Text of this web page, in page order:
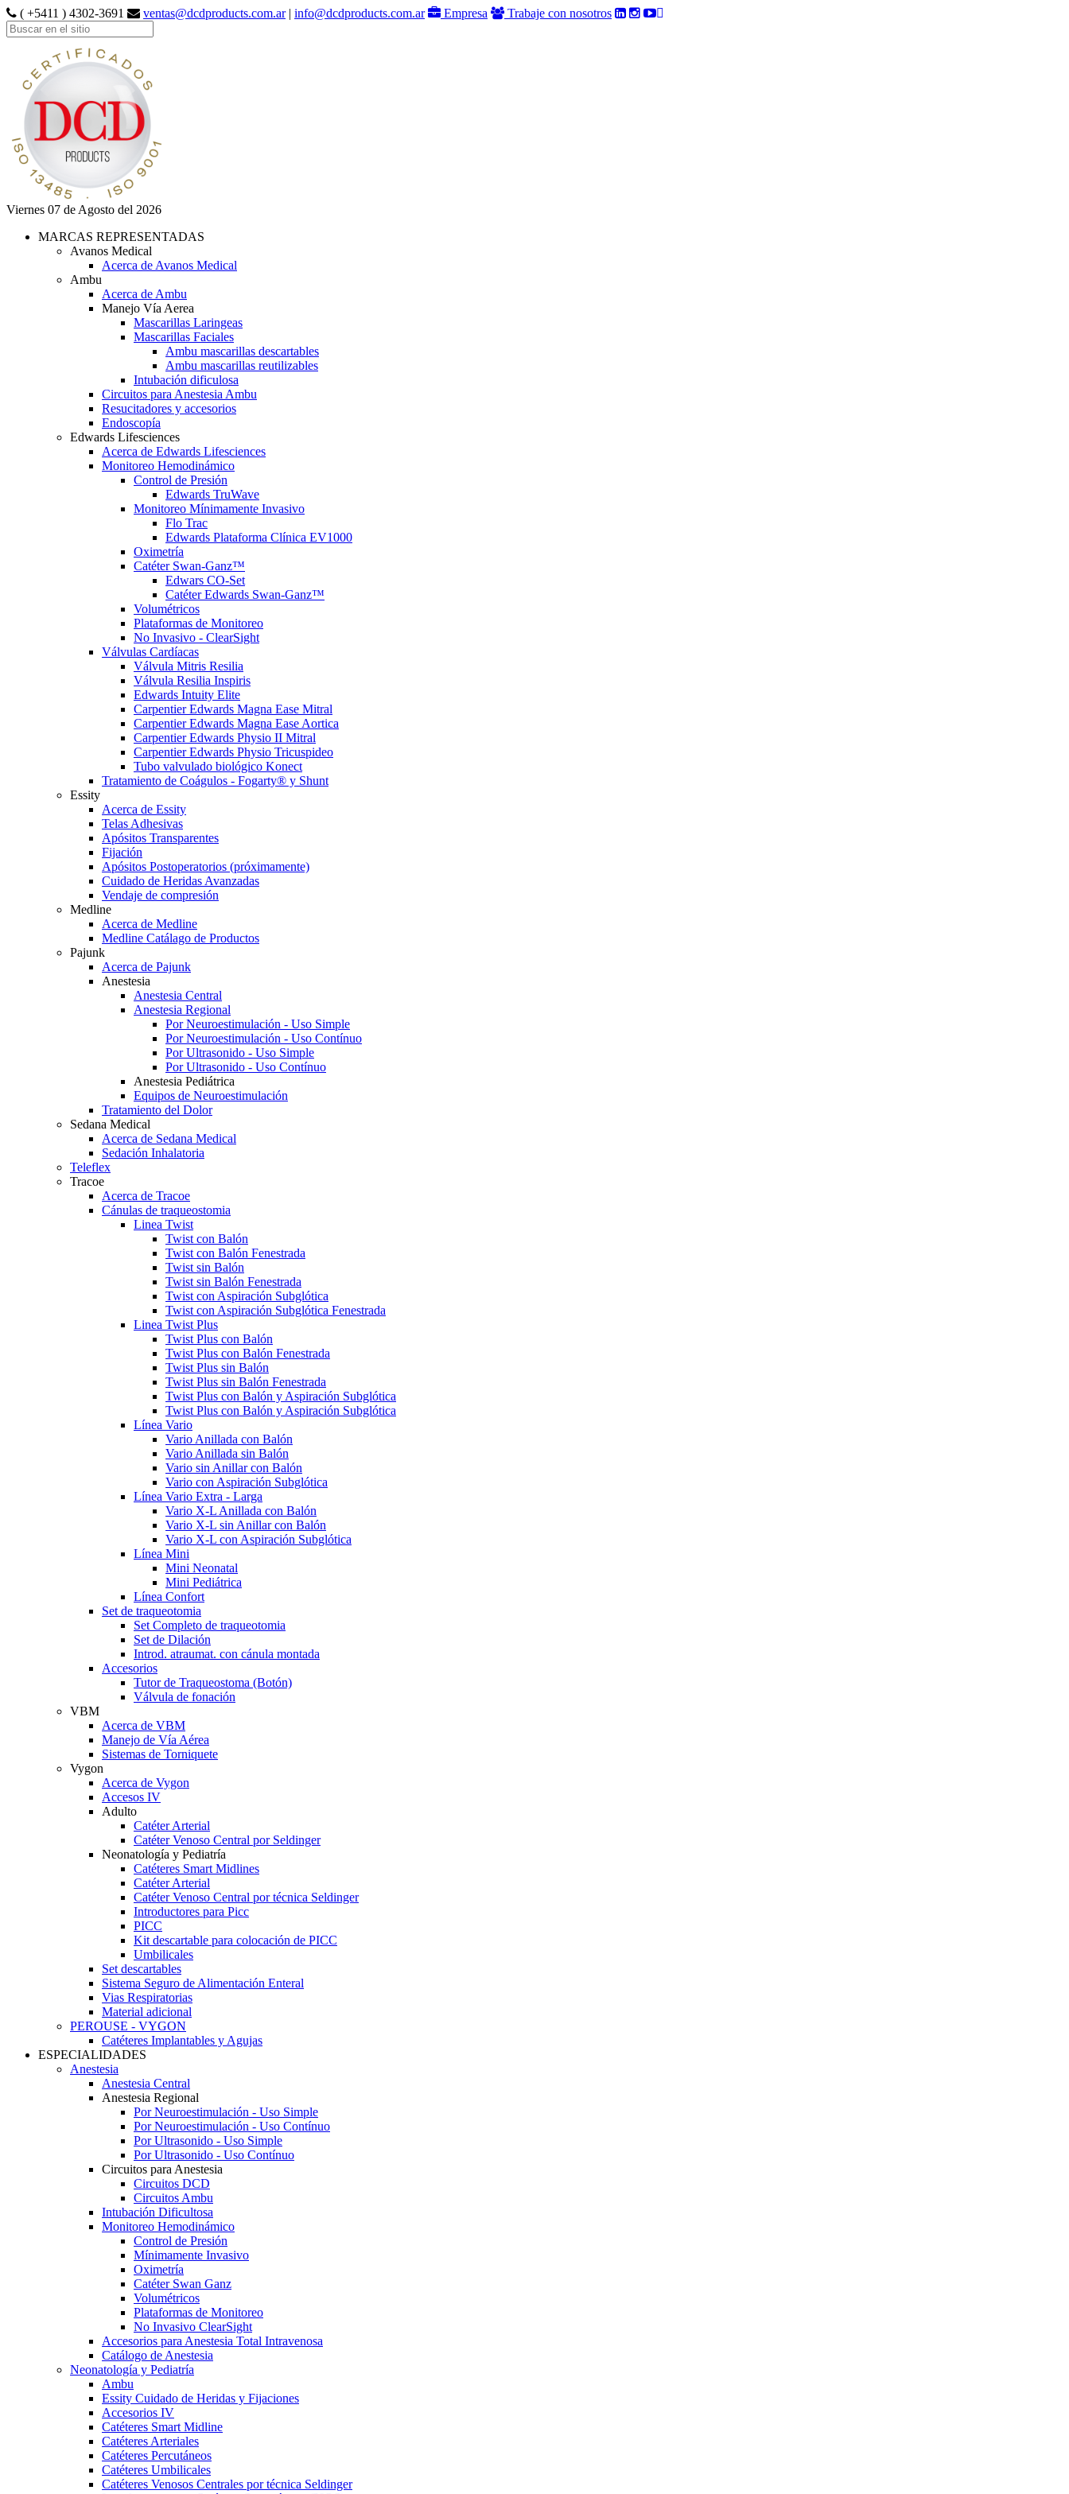
( +5411 ) 4302-3691 ventas@dcdproducts.com.ar| info@dcdproducts.com.ar Empresa Trabaje con nosotros
Viernes 07 de Agosto del 2026
MARCAS REPRESENTADAS
Avanos Medical
Acerca de Avanos Medical
Ambu
Acerca de Ambu
Manejo Vía Aerea
Mascarillas Laringeas
Mascarillas Faciales
Ambu mascarillas descartables
Ambu mascarillas reutilizables
Intubación dificulosa
Circuitos para Anestesia Ambu
Resucitadores y accesorios
Endoscopía
Edwards Lifesciences
Acerca de Edwards Lifesciences
Monitoreo Hemodinámico
Control de Presión
Edwards TruWave
Monitoreo Mínimamente Invasivo
Flo Trac
Edwards Plataforma Clínica EV1000
Oximetría
Catéter Swan-Ganz™
Edwars CO-Set
Catéter Edwards Swan-Ganz™
Volumétricos
Plataformas de Monitoreo
No Invasivo - ClearSight
Válvulas Cardíacas
Válvula Mitris Resilia
Válvula Resilia Inspiris
Edwards Intuity Elite
Carpentier Edwards Magna Ease Mitral
Carpentier Edwards Magna Ease Aortica
Carpentier Edwards Physio II Mitral
Carpentier Edwards Physio Tricuspideo
Tubo valvulado biológico Konect
Tratamiento de Coágulos - Fogarty® y Shunt
Essity
Acerca de Essity
Telas Adhesivas
Apósitos Transparentes
Fijación
Apósitos Postoperatorios (próximamente)
Cuidado de Heridas Avanzadas
Vendaje de compresión
Medline
Acerca de Medline
Medline Catálago de Productos
Pajunk
Acerca de Pajunk
Anestesia
Anestesia Central
Anestesia Regional
Por Neuroestimulación - Uso Simple
Por Neuroestimulación - Uso Contínuo
Por Ultrasonido - Uso Simple
Por Ultrasonido - Uso Contínuo
Anestesia Pediátrica
Equipos de Neuroestimulación
Tratamiento del Dolor
Sedana Medical
Acerca de Sedana Medical
Sedación Inhalatoria
Teleflex
Tracoe
Acerca de Tracoe
Cánulas de traqueostomia
Linea Twist
Twist con Balón
Twist con Balón Fenestrada
Twist sin Balón
Twist sin Balón Fenestrada
Twist con Aspiración Subglótica
Twist con Aspiración Subglótica Fenestrada
Linea Twist Plus
Twist Plus con Balón
Twist Plus con Balón Fenestrada
Twist Plus sin Balón
Twist Plus sin Balón Fenestrada
Twist Plus con Balón y Aspiración Subglótica
Twist Plus con Balón y Aspiración Subglótica
Línea Vario
Vario Anillada con Balón
Vario Anillada sin Balón
Vario sin Anillar con Balón
Vario con Aspiración Subglótica
Línea Vario Extra - Larga
Vario X-L Anillada con Balón
Vario X-L sin Anillar con Balón
Vario X-L con Aspiración Subglótica
Línea Mini
Mini Neonatal
Mini Pediátrica
Línea Confort
Set de traqueotomia
Set Completo de traqueotomia
Set de Dilación
Introd. atraumat. con cánula montada
Accesorios
Tutor de Traqueostoma (Botón)
Válvula de fonación
VBM
Acerca de VBM
Manejo de Vía Aérea
Sistemas de Torniquete
Vygon
Acerca de Vygon
Accesos IV
Adulto
Catéter Arterial
Catéter Venoso Central por Seldinger
Neonatología y Pediatría
Catéteres Smart Midlines
Catéter Arterial
Catéter Venoso Central por técnica Seldinger
Introductores para Picc
PICC
Kit descartable para colocación de PICC
Umbilicales
Set descartables
Sistema Seguro de Alimentación Enteral
Vias Respiratorias
Material adicional
PEROUSE - VYGON
Catéteres Implantables y Agujas
ESPECIALIDADES
Anestesia
Anestesia Central
Anestesia Regional
Por Neuroestimulación - Uso Simple
Por Neuroestimulación - Uso Contínuo
Por Ultrasonido - Uso Simple
Por Ultrasonido - Uso Contínuo
Circuitos para Anestesia
Circuitos DCD
Circuitos Ambu
Intubación Dificultosa
Monitoreo Hemodinámico
Control de Presión
Mínimamente Invasivo
Oximetría
Catéter Swan Ganz
Volumétricos
Plataformas de Monitoreo
No Invasivo ClearSight
Accesorios para Anestesia Total Intravenosa
Catálogo de Anestesia
Neonatología y Pediatría
Ambu
Essity Cuidado de Heridas y Fijaciones
Accesorios IV
Catéteres Smart Midline
Catéteres Arteriales
Catéteres Percutáneos
Catéteres Umbilicales
Catéteres Venosos Centrales por técnica Seldinger